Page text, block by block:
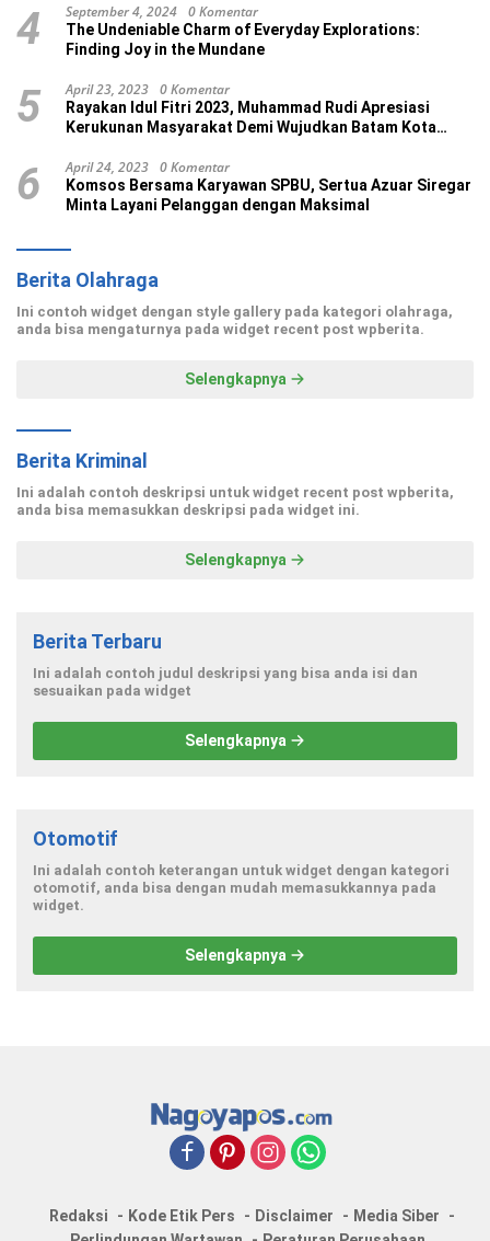
4 September 4, 2024 0 Komentar
The Undeniable Charm of Everyday Explorations:
Finding Joy in the Mundane
5 April 23, 2023 0 Komentar
Rayakan Idul Fitri 2023, Muhammad Rudi Apresiasi
Kerukunan Masyarakat Demi Wujudkan Batam Kota
6 April 24, 2023 0 Komentar
Komsos Bersama Karyawan SPBU, Sertua Azuar Siregar
Minta Layani Pelanggan dengan Maksimal
Berita Olahraga
Ini contoh widget dengan style gallery pada kategori olahraga,
anda bisa mengaturnya pada widget recent post wpberita.
Selengkapnya
Berita Kriminal
Ini adalah contoh deskripsi untuk widget recent post wpberita,
anda bisa memasukkan deskripsi pada widget ini.
Selengkapnya
Berita Terbaru
Ini adalah contoh judul deskripsi yang bisa anda isi dan
sesuaikan pada widget
Selengkapnya
Otomotif
Ini adalah contoh keterangan untuk widget dengan kategori
otomotif, anda bisa dengan mudah memasukkannya pada
widget.
Selengkapnya
Redaksi Kode Etik Pers Disclaimer
Media Siber